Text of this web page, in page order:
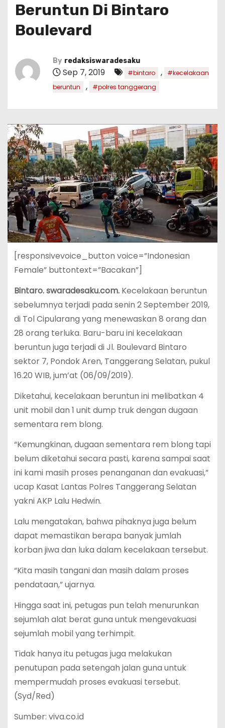
Beruntun Di Bintaro
Boulevard
By redaksiswaradesaku
Sep 7, 2019 #bintaro ,
#kecelakaan
beruntun
, #polres tanggerang
[responsivevoice_button voice=”Indonesian
Female” buttontext=”Bacakan”]
Bintaro. swaradesaku.com. Kecelakaan beruntun
sebelumnya terjadi pada senin 2 September 2019,
di Tol Cipularang yang menewaskan 8 orang dan
28 orang terluka. Baru-baru ini kecelakaan
beruntun juga terjadi di Jl. Boulevard Bintaro
sektor 7, Pondok Aren, Tanggerang Selatan, pukul
16.20 WIB, jum’at (06/09/2019).
Diketahui, kecelakaan beruntun ini melibatkan 4
unit mobil dan 1 unit dump truk dengan dugaan
sementara rem blong.
“Kemungkinan, dugaan sementara rem blong tapi
belum diketahui secara pasti, karena sampai saat
ini kami masih proses penanganan dan evakuasi,”
ucap Kasat Lantas Polres Tanggerang Selatan
yakni AKP Lalu Hedwin.
Lalu mengatakan, bahwa pihaknya juga belum
dapat memastikan berapa banyak jumlah
korban jiwa dan luka dalam kecelakaan tersebut.
“Kita masih tangani dan masih dalam proses
pendataan,” ujarnya.
Hingga saat ini, petugas pun telah menurunkan
sejumlah alat berat guna untuk mengevakuasi
sejumlah mobil yang terhimpit.
Tidak hanya itu petugas juga melakukan
penutupan pada setengah jalan guna untuk
mempermudah proses evakuasi tersebut.
(Syd/Red)
Sumber: viva.co.id